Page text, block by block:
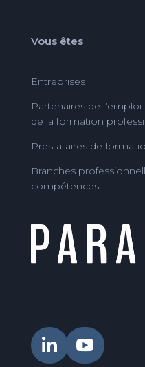
Vous êtes
Entreprises
Partenaires de l’emploi
de la formation
Prestataires de
Branches
compétences
 